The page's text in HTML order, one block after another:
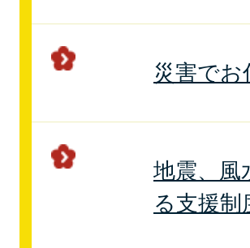
災害で
地震、風
る支援制